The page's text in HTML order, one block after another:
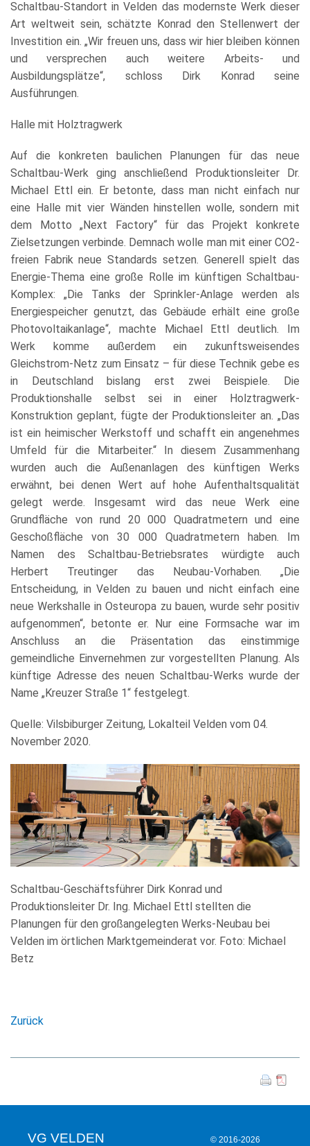
Schaltbau-Standort in Velden das modernste Werk dieser
Art weltweit sein, schätzte Konrad den Stellenwert der
Investition ein. „Wir freuen uns, dass wir hier bleiben können
und versprechen auch weitere Arbeits- und
Ausbildungsplätze“, schloss Dirk Konrad seine
Ausführungen.
Halle mit Holztragwerk
Auf die konkreten baulichen Planungen für das neue
Schaltbau-Werk ging anschließend Produktionsleiter Dr.
Michael Ettl ein. Er betonte, dass man nicht einfach nur
eine Halle mit vier Wänden hinstellen wolle, sondern mit
dem Motto „Next Factory“ für das Projekt konkrete
Zielsetzungen verbinde. Demnach wolle man mit einer CO2-
freien Fabrik neue Standards setzen. Generell spielt das
Energie-Thema eine große Rolle im künftigen Schaltbau-
Komplex: „Die Tanks der Sprinkler-Anlage werden als
Energiespeicher genutzt, das Gebäude erhält eine große
Photovoltaikanlage“, machte Michael Ettl deutlich. Im
Werk komme außerdem ein zukunftsweisendes
Gleichstrom-Netz zum Einsatz – für diese Technik gebe es
in Deutschland bislang erst zwei Beispiele. Die
Produktionshalle selbst sei in einer Holztragwerk-
Konstruktion geplant, fügte der Produktionsleiter an. „Das
ist ein heimischer Werkstoff und schafft ein angenehmes
Umfeld für die Mitarbeiter.“ In diesem Zusammenhang
wurden auch die Außenanlagen des künftigen Werks
erwähnt, bei denen Wert auf hohe Aufenthaltsqualität
gelegt werde. Insgesamt wird das neue Werk eine
Grundfläche von rund 20 000 Quadratmetern und eine
Geschoßfläche von 30 000 Quadratmetern haben. Im
Namen des Schaltbau-Betriebsrates würdigte auch
Herbert Treutinger das Neubau-Vorhaben. „Die
Entscheidung, in Velden zu bauen und nicht einfach eine
neue Werkshalle in Osteuropa zu bauen, wurde sehr positiv
aufgenommen“, betonte er. Nur eine Formsache war im
Anschluss an die Präsentation das einstimmige
gemeindliche Einvernehmen zur vorgestellten Planung. Als
künftige Adresse des neuen Schaltbau-Werks wurde der
Name „Kreuzer Straße 1“ festgelegt.
Quelle: Vilsbiburger Zeitung, Lokalteil Velden vom 04.
November 2020.
Schaltbau-Geschäftsführer Dirk Konrad und
Produktionsleiter Dr. Ing. Michael Ettl stellten die
Planungen für den großangelegten Werks-Neubau bei
Velden im örtlichen Marktgemeinderat vor. Foto: Michael
Betz
Zurück
VG VELDEN
© 2016-2026